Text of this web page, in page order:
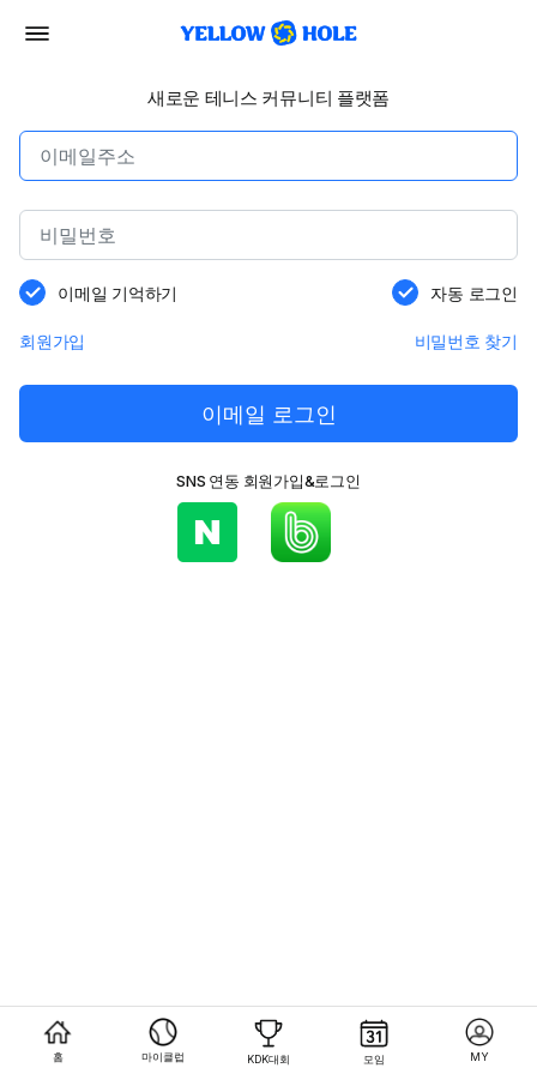
새로운 테니스 커뮤니티 플랫폼
이메일 기억하기 자동 로그인
회원가입 비밀번호 찾기
이메일 로그인
SNS 연동 회원가입&로그인
홈 마이클럽 KDK대회 모임 MY